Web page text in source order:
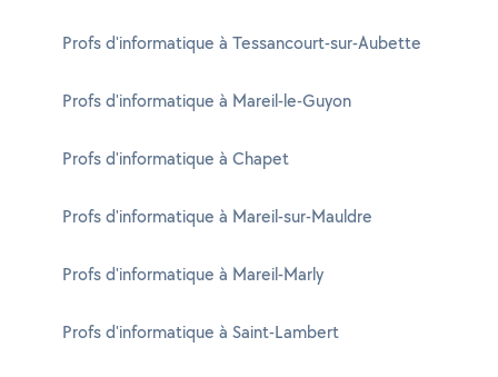
Profs d'informatique à Tessancourt-sur-Aubette
Profs d'informatique à Mareil-le-Guyon
Profs d'informatique à Chapet
Profs d'informatique à Mareil-sur-Mauldre
Profs d'informatique à Mareil-Marly
Profs d'informatique à Saint-Lambert